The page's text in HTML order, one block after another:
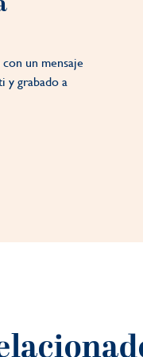
un mensaje
y grabado a